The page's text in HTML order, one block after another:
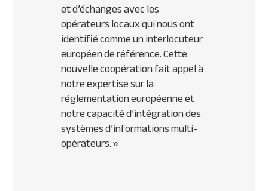
et d’échanges avec les
opérateurs locaux qui nous ont
identifié comme un interlocuteur
européen de référence. Cette
nouvelle coopération fait appel à
notre expertise sur la
réglementation européenne et
notre capacité d’intégration des
systèmes d’informations multi-
opérateurs.»